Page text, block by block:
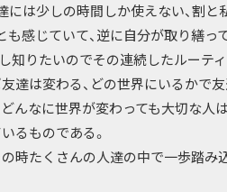
には少しの時間しか使えない、割
も感じていて、逆に自分が取り繕
知りたいのでその連続したルーティ
達は変わる、どの世界にいるかで
んなに世界が変わっても大切な人
るものである。
時たくさんの人達の中で一歩踏み